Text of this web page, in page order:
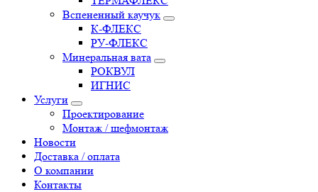
Вспененный каучук
К-ФЛЕКС
РУ-ФЛЕКС
Минеральная вата
РОКВУЛ
ИГНИС
Услуги
Проектирование
Монтаж / шефмонтаж
Новости
Доставка / оплата
О компании
Контакты